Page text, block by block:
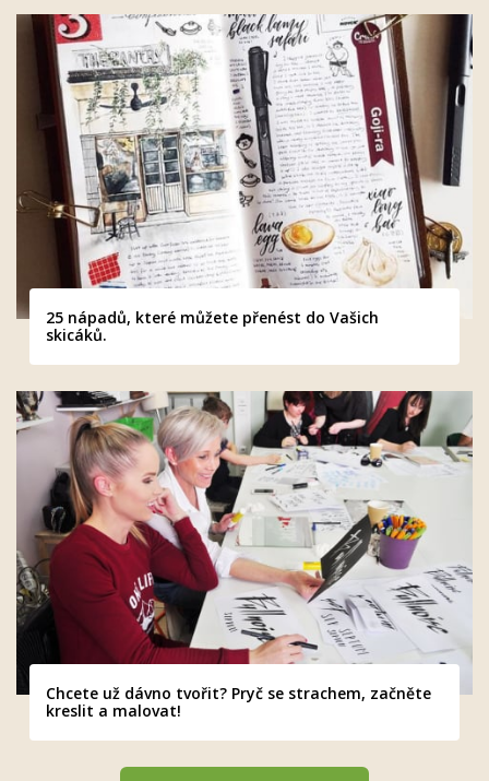
25 nápadů, které můžete přenést do Vašich
skicáků.
Chcete už dávno tvořit? Pryč se strachem, začněte
kreslit a malovat!